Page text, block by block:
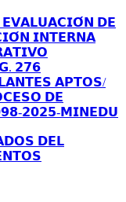
𝗗𝗘
𝗜𝗡𝗧𝗘𝗥𝗡𝗔
𝟮𝟳𝟲
𝗔𝗣𝗧𝗢𝗦/
𝗗𝗘
𝟮𝟬𝟮𝟱-𝗠𝗜𝗡𝗘𝗗𝗨
𝗗𝗘𝗟